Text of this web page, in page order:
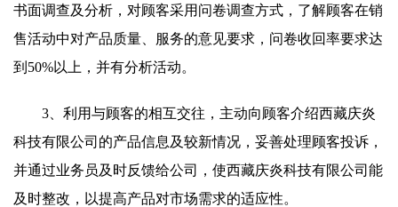
书面调查及分析，对顾客采用问卷调查方式，了解顾客在销
售活动中对产品质量、服务的意见要求，问卷收回率要求达
到50%以上，并有分析活动。
3、利用与顾客的相互交往，主动向顾客介绍西藏庆炎
科技有限公司的产品信息及较新情况，妥善处理顾客投诉，
并通过业务员及时反馈给公司，使西藏庆炎科技有限公司能
及时整改，以提高产品对市场需求的适应性。